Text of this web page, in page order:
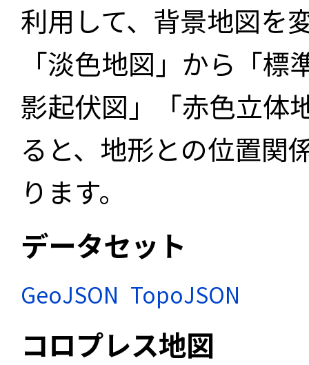
利用して、背景地図を
「淡色地図」から「
影起伏図」「赤色立体
ると、地形との位置関
ります。
データセット
GeoJSON TopoJSON
コロプレス地図